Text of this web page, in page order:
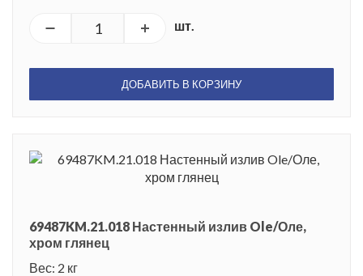
шт.
ДОБАВИТЬ В КОРЗИНУ
69487KM.21.018 Настенный излив Ole/Оле,
хром глянец
Вес: 2 кг